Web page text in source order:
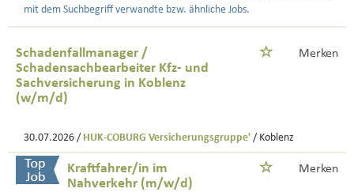
mit dem Suchbegriff verwandte bzw. ähnliche Jobs.
Schadenfallmanager /
Schadensachbearbeiter Kfz- und
Sachversicherung in Koblenz
(w/m/d)
Merken
30.07.2026 / HUK-COBURG Versicherungsgruppe' / Koblenz
Kraftfahrer/in im
Nahverkehr (m/w/d)
Merken